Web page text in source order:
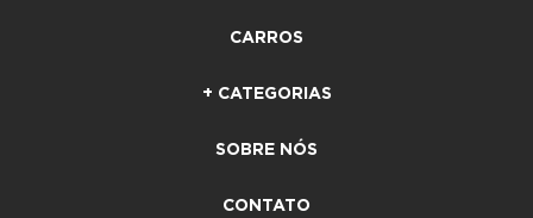
CARROS
+ CATEGORIAS
SOBRE NÓS
CONTATO